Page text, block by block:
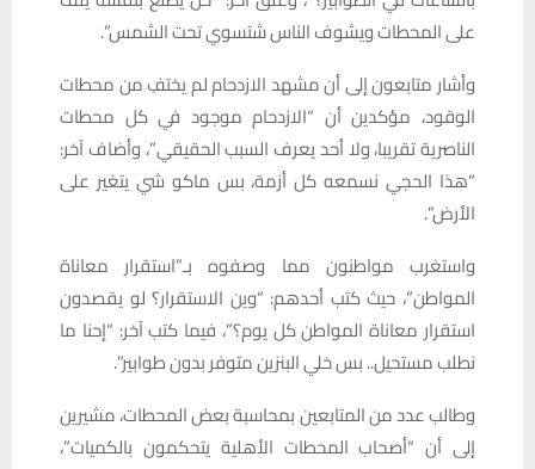
على المحطات ويشوف الناس شتسوي تحت الشمس”.
وأشار متابعون إلى أن مشهد الازدحام لم يختفِ من محطات
الوقود، مؤكدين أن “الازدحام موجود في كل محطات
الناصرية تقريبا، ولا أحد يعرف السبب الحقيقي”، وأضاف آخر:
“هذا الحجي نسمعه كل أزمة، بس ماكو شي يتغير على
الأرض”.
واستغرب مواطنون مما وصفوه بـ”استقرار معاناة
المواطن”، حيث كتب أحدهم: “وين الاستقرار؟ لو يقصدون
استقرار معاناة المواطن كل يوم؟”، فيما كتب آخر: “إحنا ما
نطلب مستحيل.. بس خلي البنزين متوفر بدون طوابير”.
وطالب عدد من المتابعين بمحاسبة بعض المحطات، مشيرين
إلى أن “أصحاب المحطات الأهلية يتحكمون بالكميات”،